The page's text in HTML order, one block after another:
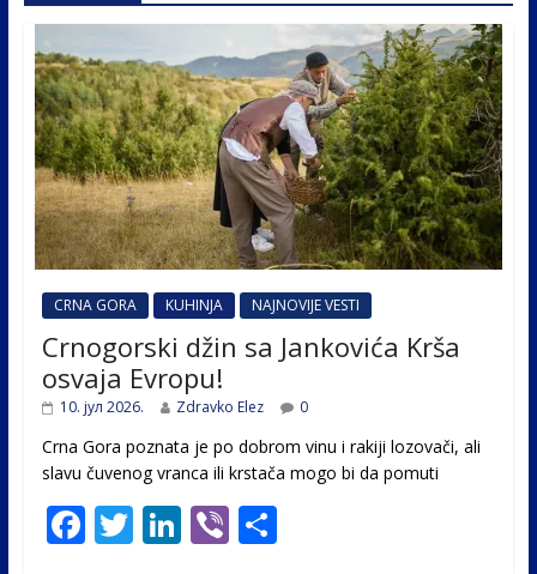
CRNA GORA KUHINJA NAJNOVIJE VESTI
Crnogorski džin sa Jankovića Krša
osvaja Evropu!
10. јул 2026. Zdravko Elez 0
Crna Gora poznata je po dobrom vinu i rakiji lozovači, ali
slavu čuvenog vranca ili krstača mogo bi da pomuti
F T Li Vi S